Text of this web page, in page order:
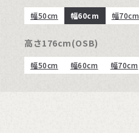
幅50cm 幅60cm 幅70cm
高さ176cm(OSB)
幅50cm 幅60cm 幅70cm